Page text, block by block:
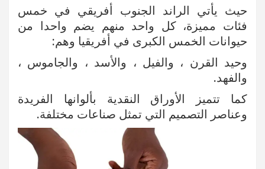
حيث يأتي الراند الجنوب أفريقي في خمس
فئات مميزة، كل واحد منهم يضم واحدا من
حيوانات الخمس الكبرى في أفريقيا وهم:
وحيد القرن ، والفيل ، والأسد ، والجاموس ،
والفهد.
كما تتميز الأوراق النقدية بألوانها الفريدة
وعناصر التصميم التي تمثل صناعات مختلفة.